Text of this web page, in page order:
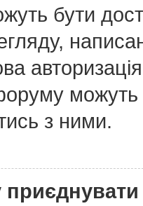
бути
з ними.